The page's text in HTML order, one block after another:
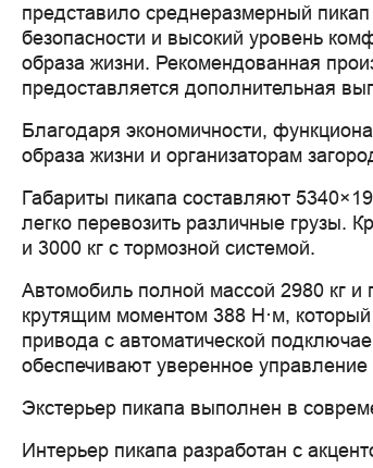
представило среднеразмерный пикап
безопасности и высокий уровень
образа жизни. Рекомендованная
предоставляется дополнительная
Благодаря экономичности,
образа жизни и организаторам
Габариты пикапа составляют
легко перевозить различные грузы.
и 3000 кг с тормозной системой.
Автомобиль полной массой 2980 кг
крутящим моментом 388 Н·м, который
привода с автоматической
обеспечивают уверенное
Экстерьер пикапа выполнен в
Интерьер пикапа разработан с